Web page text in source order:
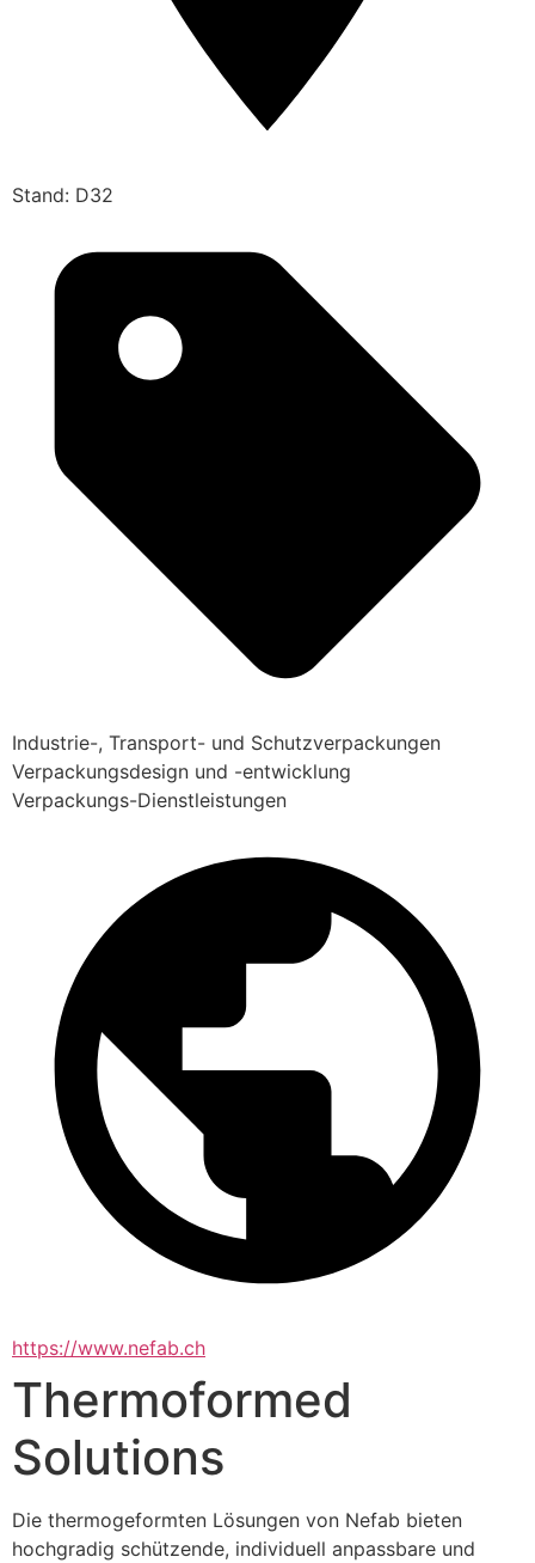
Stand: D32
Industrie-, Transport- und Schutzverpackungen
Verpackungsdesign und -entwicklung
Verpackungs-Dienstleistungen
https://www.nefab.ch
Thermoformed
Solutions
Die thermogeformten Lösungen von Nefab bieten
hochgradig schützende, individuell anpassbare und